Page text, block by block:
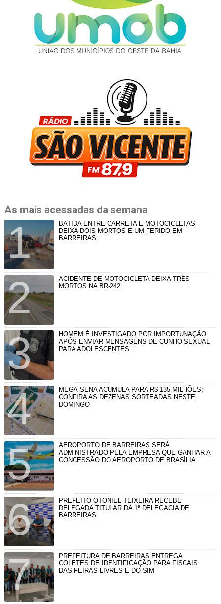
As mais acessadas da semana
BATIDA ENTRE CARRETA E MOTOCICLETAS
DEIXA DOIS MORTOS E UM FERIDO EM
BARREIRAS
ACIDENTE DE MOTOCICLETA DEIXA TRÊS
MORTOS NA BR-242
HOMEM É INVESTIGADO POR IMPORTUNAÇÃO
APÓS ENVIAR MENSAGENS DE CUNHO SEXUAL
PARA ADOLESCENTES
MEGA-SENA ACUMULA PARA R$ 135 MILHÕES;
CONFIRA AS DEZENAS SORTEADAS NESTE
DOMINGO
AEROPORTO DE BARREIRAS SERÁ
ADMINISTRADO PELA EMPRESA QUE GANHAR A
CONCESSÃO DO AEROPORTO DE BRASÍLIA.
PREFEITO OTONIEL TEIXEIRA RECEBE
DELEGADA TITULAR DA 1ª DELEGACIA DE
BARREIRAS
PREFEITURA DE BARREIRAS ENTREGA
COLETES DE IDENTIFICAÇÃO PARA FISCAIS
DAS FEIRAS LIVRES E DO SIM